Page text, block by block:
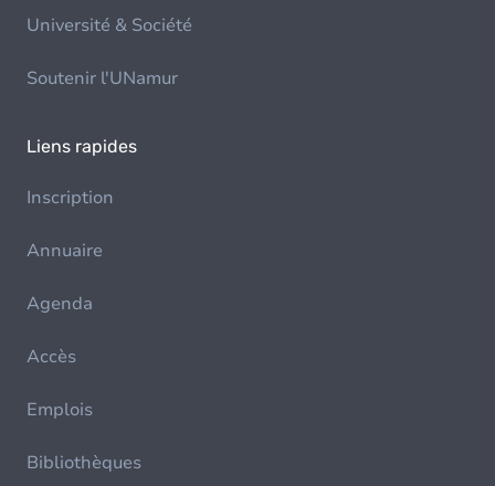
Université & Société
Soutenir l'UNamur
Liens rapides
Inscription
Annuaire
Agenda
Accès
Emplois
Bibliothèques